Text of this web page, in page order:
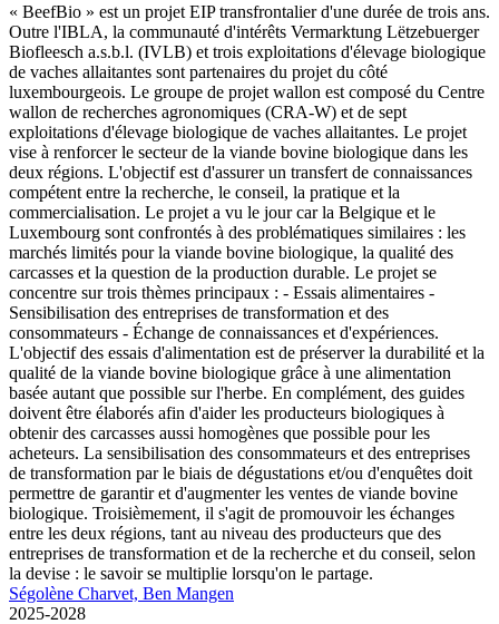
« BeefBio » est un projet EIP transfrontalier d'une durée de trois ans.
Outre l'IBLA, la communauté d'intérêts Vermarktung Lëtzebuerger
Biofleesch a.s.b.l. (IVLB) et trois exploitations d'élevage biologique
de vaches allaitantes sont partenaires du projet du côté
luxembourgeois. Le groupe de projet wallon est composé du Centre
wallon de recherches agronomiques (CRA-W) et de sept
exploitations d'élevage biologique de vaches allaitantes. Le projet
vise à renforcer le secteur de la viande bovine biologique dans les
deux régions. L'objectif est d'assurer un transfert de connaissances
compétent entre la recherche, le conseil, la pratique et la
commercialisation. Le projet a vu le jour car la Belgique et le
Luxembourg sont confrontés à des problématiques similaires : les
marchés limités pour la viande bovine biologique, la qualité des
carcasses et la question de la production durable. Le projet se
concentre sur trois thèmes principaux : - Essais alimentaires -
Sensibilisation des entreprises de transformation et des
consommateurs - Échange de connaissances et d'expériences.
L'objectif des essais d'alimentation est de préserver la durabilité et la
qualité de la viande bovine biologique grâce à une alimentation
basée autant que possible sur l'herbe. En complément, des guides
doivent être élaborés afin d'aider les producteurs biologiques à
obtenir des carcasses aussi homogènes que possible pour les
acheteurs. La sensibilisation des consommateurs et des entreprises
de transformation par le biais de dégustations et/ou d'enquêtes doit
permettre de garantir et d'augmenter les ventes de viande bovine
biologique. Troisièmement, il s'agit de promouvoir les échanges
entre les deux régions, tant au niveau des producteurs que des
entreprises de transformation et de la recherche et du conseil, selon
la devise : le savoir se multiplie lorsqu'on le partage.
Ségolène Charvet, Ben Mangen
2025-2028